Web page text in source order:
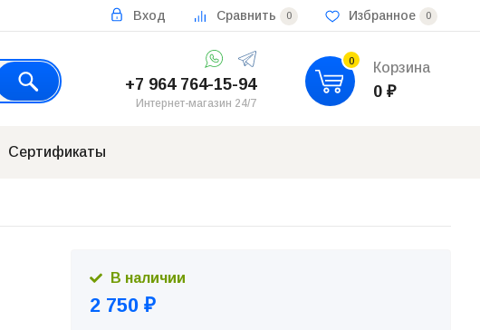
Вход Сравнить 0 Избранное 0
+7 964 764-15-94
Интернет-магазин 24/7
0 Корзина
0 ₽
Сертификаты
В наличии
2 750 ₽